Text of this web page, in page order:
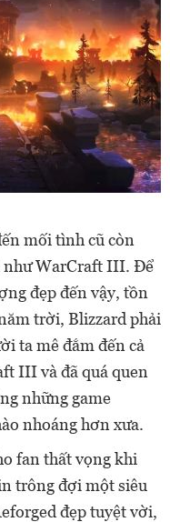
mối tình cũ còn
như WarCraft III. Để
đẹp đến vậy, tồn
trời, Blizzard phải
ta mê đắm đến cả
III và đã quá quen
những game
nhoáng hơn xưa.
fan thất vọng khi
trông đợi một siêu
đẹp tuyệt vời,